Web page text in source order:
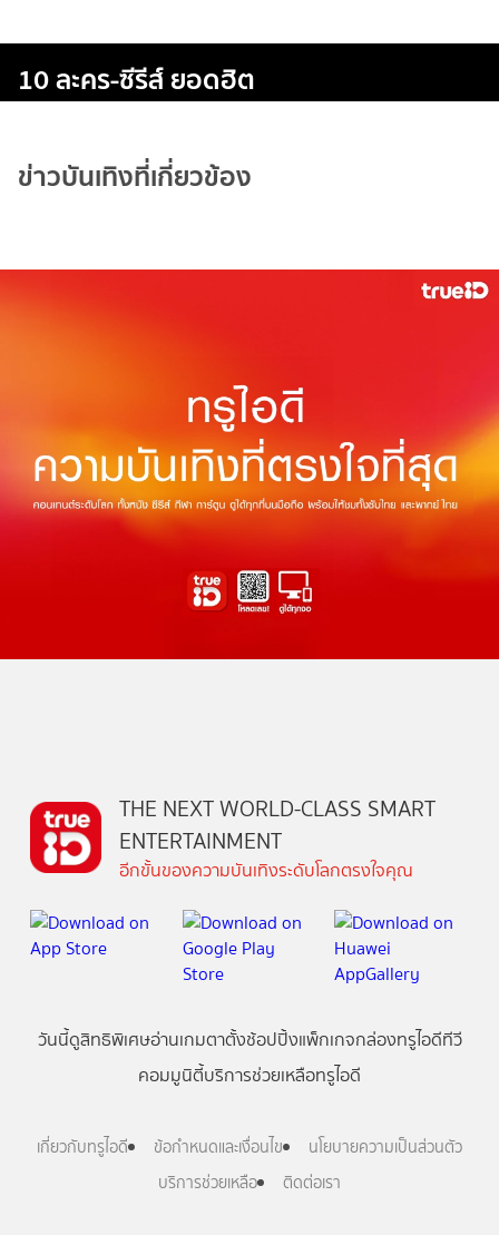
10 ละคร-ซีรีส์ ยอดฮิต
ข่าวบันเทิงที่เกี่ยวข้อง
THE NEXT WORLD-CLASS SMART
ENTERTAINMENT
อีกขั้นของความบันเทิงระดับโลกตรงใจคุณ
วันนี้ดูสิทธิพิเศษอ่านเกมตาตั้งช้อปปิ้งแพ็กเกจกล่องทรูไอดีทีวี
คอมมูนิตี้บริการช่วยเหลือทรูไอดี
เกี่ยวกับทรูไอดี ข้อกำหนดและเงื่อนไข
นโยบายความเป็นส่วนตัว
บริการช่วยเหลือ
ติดต่อเรา